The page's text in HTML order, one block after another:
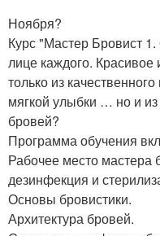
Ноября?
Курс "Мастер Бровист
лице каждого. Красивое
только из
мягкой улыбки … но и
бровей?
Программа обучения
Рабочее место мастера
дезинфекция и
Основы бровистики.
Архитектура бровей.